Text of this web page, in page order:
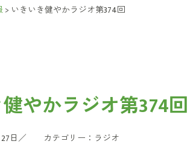
> いきいき健やかラジオ第374回
やかラジオ第374回
日／ カテゴリー： ラジオ